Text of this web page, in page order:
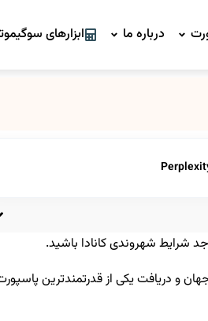
درباره ما ابزارهای
شرایط شهروندی کانادا باشید.
و دریافت یکی از قدرتمندترین